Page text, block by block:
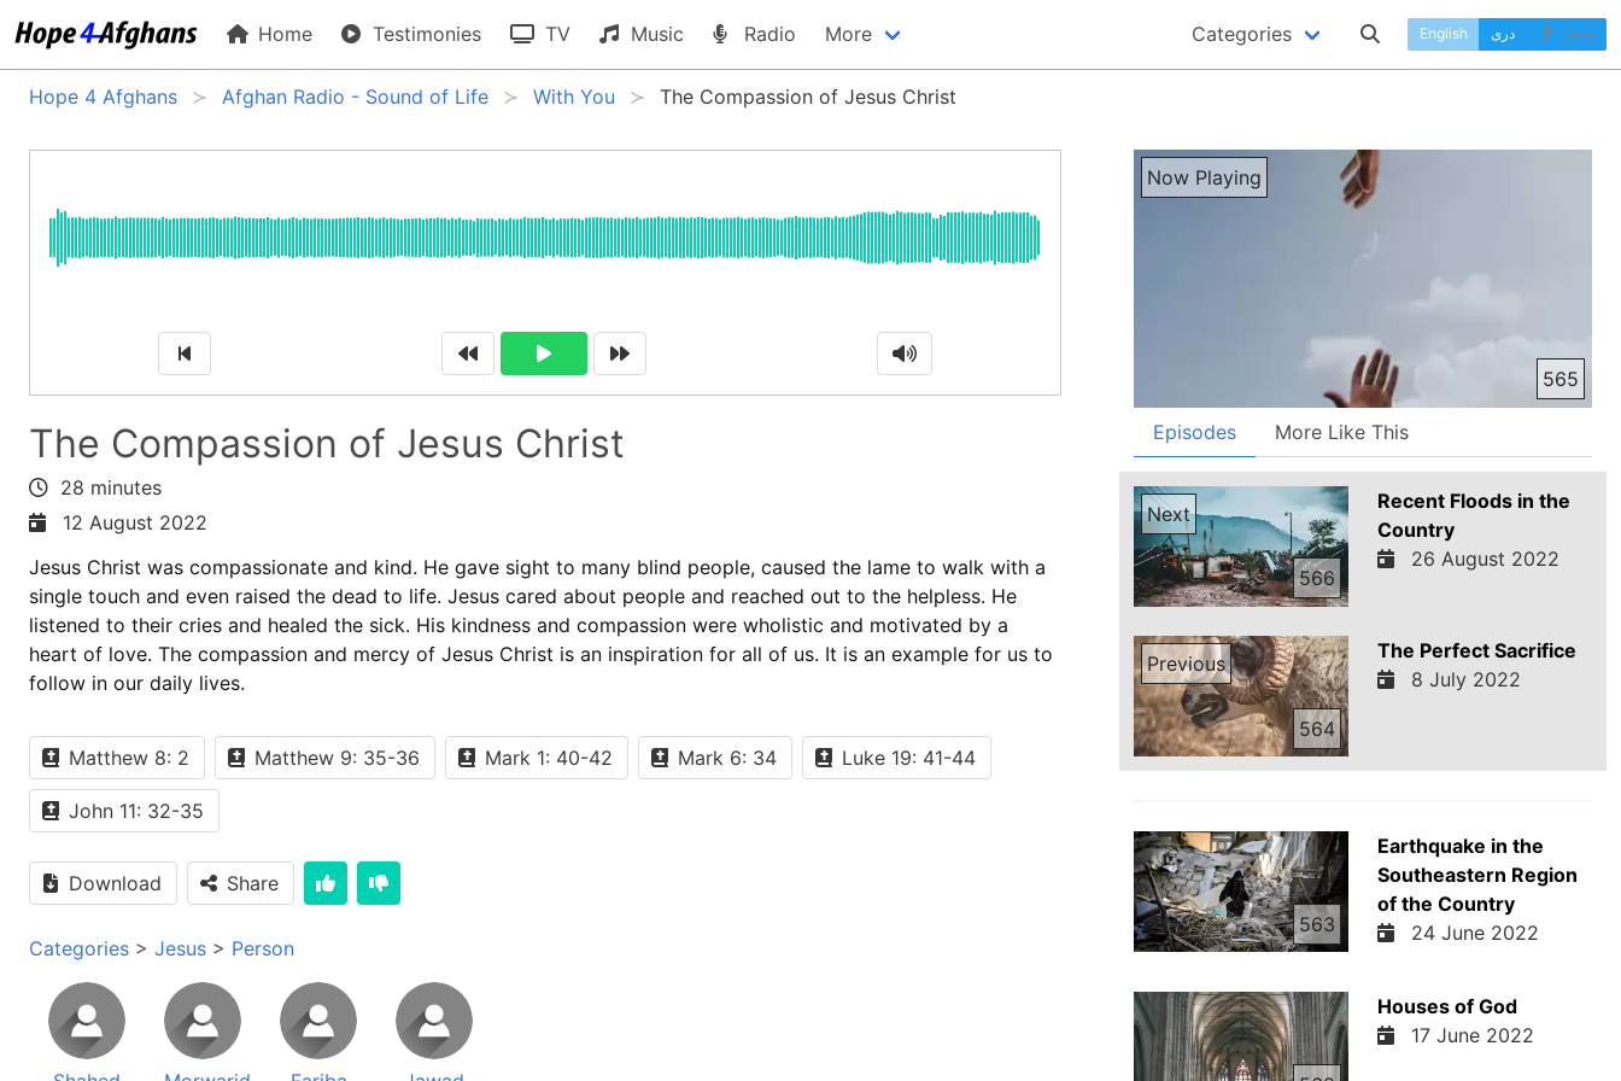
Home Testimonies TV Music Radio More Categories English دری پښتو
Hope 4 Afghans Afghan Radio - Sound of Life With You The Compassion of Jesus Christ
The Compassion of Jesus Christ
28 minutes
12 August 2022
Jesus Christ was compassionate and kind. He gave sight to many blind people, caused the lame to walk with a
single touch and even raised the dead to life. Jesus cared about people and reached out to the helpless. He
listened to their cries and healed the sick. His kindness and compassion were wholistic and motivated by a
heart of love. The compassion and mercy of Jesus Christ is an inspiration for all of us. It is an example for us to
follow in our daily lives.
Matthew 8: 2 Matthew 9: 35-36 Mark 1: 40-42 Mark 6: 34 Luke 19: 41-44
John 11: 32-35
Download Share
Categories > Jesus > Person
Now Playing
565
Episodes More Like This
Next
566
Recent Floods in the
Country
26 August 2022
Previous
564
The Perfect Sacrifice
8 July 2022
563
Earthquake in the
Southeastern Region
of the Country
24 June 2022
Houses of God
17 June 2022